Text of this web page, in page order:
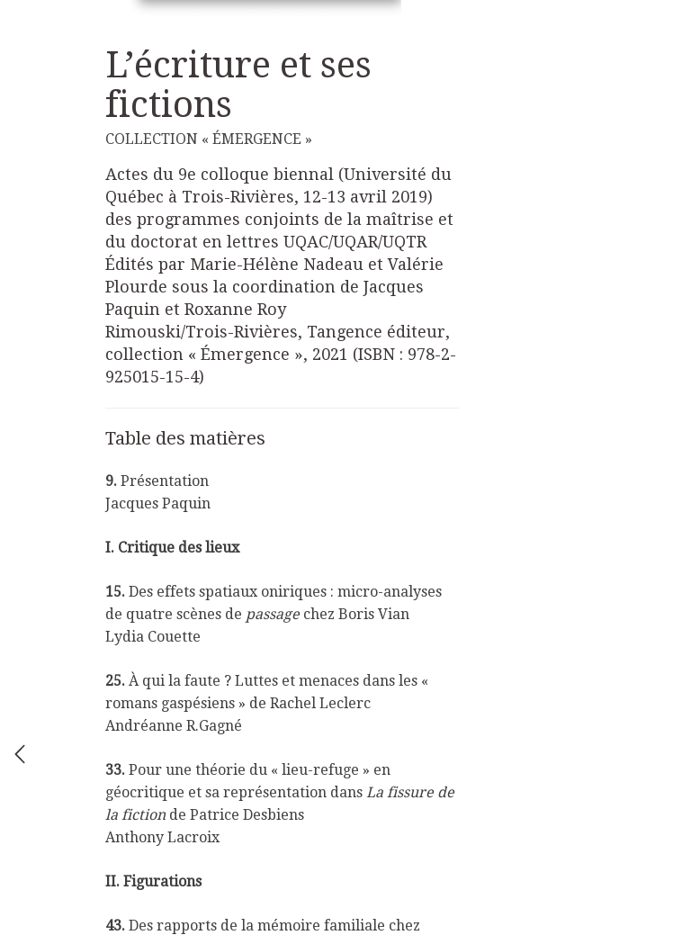
L’écriture et ses
fictions
COLLECTION « ÉMERGENCE »
Actes du 9e colloque biennal (Université du
Québec à Trois-Rivières, 12-13 avril 2019)
des programmes conjoints de la maîtrise et
du doctorat en lettres UQAC/UQAR/UQTR
Édités par Marie-Hélène Nadeau et Valérie
Plourde sous la coordination de Jacques
Paquin et Roxanne Roy
Rimouski/Trois-Rivières, Tangence éditeur,
collection « Émergence », 2021 (ISBN : 978-2-
925015-15-4)
Table des matières
9. Présentation
Jacques Paquin
I. Critique des lieux
15. Des effets spatiaux oniriques : micro-analyses
de quatre scènes de passagechez Boris Vian
Lydia Couette
25. À qui la faute ? Luttes et menaces dans les «
romans gaspésiens » de Rachel Leclerc
Andréanne R.Gagné
33. Pour une théorie du « lieu-refuge » en
géocritique et sa représentation dans La fissure de
la fiction de Patrice Desbiens
Anthony Lacroix
II. Figurations
43. Des rapports de la mémoire familiale chez